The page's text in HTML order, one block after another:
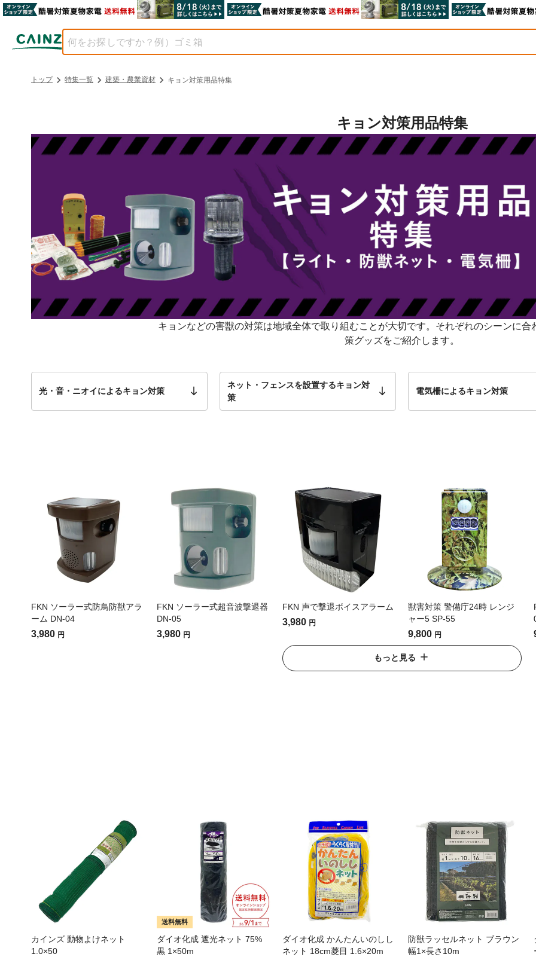
トップ 特集一覧 建築・農業資材 キョン対策用品特集
キョン対策用品特集
キョンなどの害獣の対策は地域全体で取り組むことが大切です。それぞれのシーンに合
策グッズをご紹介します。
光・音・ニオイによるキョン対策
ネット・フェンスを設置するキョン対
策
電気柵によるキョン対策
FKN ソーラー式防鳥防獣アラ
ーム DN-04
3,980 円
FKN ソーラー式超音波撃退器
DN-05
3,980 円
FKN 声で撃退ボイスアラーム
3,980 円
獣害対策 警備庁24時 レンジ
ャー5 SP-55
9,800 円
もっと見る
カインズ 動物よけネット
1.0×50
送料無料
ダイオ化成 遮光ネット 75%
黒 1×50m
ダイオ化成 かんたんいのしし
ネット 18cm菱目 1.6×20m
防獣ラッセルネット ブラウン
幅1×長さ10m